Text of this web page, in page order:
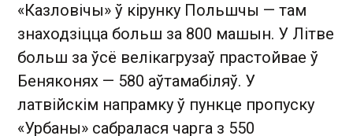
«Казловічы» ў кірунку Польшчы — там
знаходзіцца больш за 800 машын. У Літве
больш за ўсё велікагрузаў прастойвае ў
Беняконях — 580 аўтамабіляў. У
латвійскім напрамку ў пункце пропуску
«Урбаны» сабралася чарга з 550